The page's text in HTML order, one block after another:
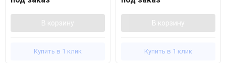
В корзину
Купить в 1 клик
В корзину
Купить в 1 клик